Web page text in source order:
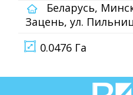
Беларусь,
Зацень, ул.
0.0476 Га